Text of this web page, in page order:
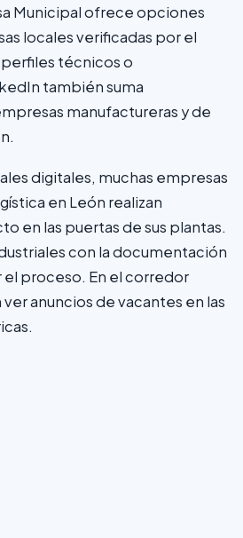
Municipal ofrece opciones
locales verificadas por el
técnicos o
también suma
manufactureras y de
digitales, muchas empresas
en León realizan
en las puertas de sus plantas.
con la documentación
proceso. En el corredor
anuncios de vacantes en las